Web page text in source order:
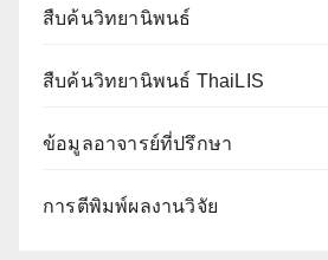
สืบค้นวิทยานิพนธ์
สืบค้นวิทยานิพนธ์ ThaiLIS
ข้อมูลอาจารย์ที่ปรึกษา
การตีพิมพ์ผลงานวิจัย